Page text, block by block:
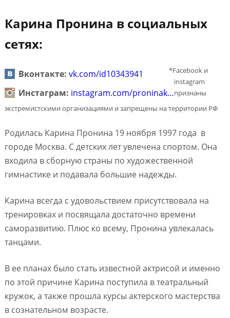
Карина Пронина в социальных
сетях:
Вконтакте: vk.com/id10343941
Инстаграм: instagram.com/proninak…
*Facebook и
instagram
признаны
экстремистскими организациями и запрещены на территории РФ
Родилась Карина Пронина 19 ноября 1997 года в
городе Москва. С детских лет увлечена спортом. Она
входила в сборную страны по художественной
гимнастике и подавала большие надежды.
Карина всегда с удовольствием присутствовала на
тренировках и посвящала достаточно времени
саморазвитию. Плюс ко всему, Пронина увлекалась
танцами.
В ее планах было стать известной актрисой и именно
по этой причине Карина поступила в театральный
кружок, а также прошла курсы актерского мастерства
в сознательном возрасте.